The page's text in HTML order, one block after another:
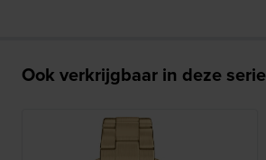
Ook verkrijgbaar in deze serie